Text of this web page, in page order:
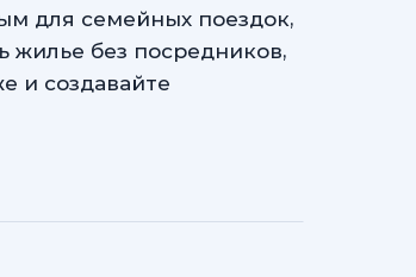
для семейных поездок,
жилье без посредников,
и создавайте